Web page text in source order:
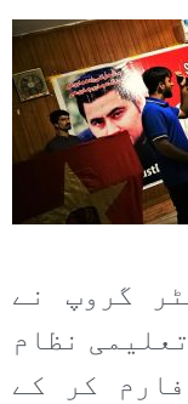
گروپ نے
نظام
کر کے